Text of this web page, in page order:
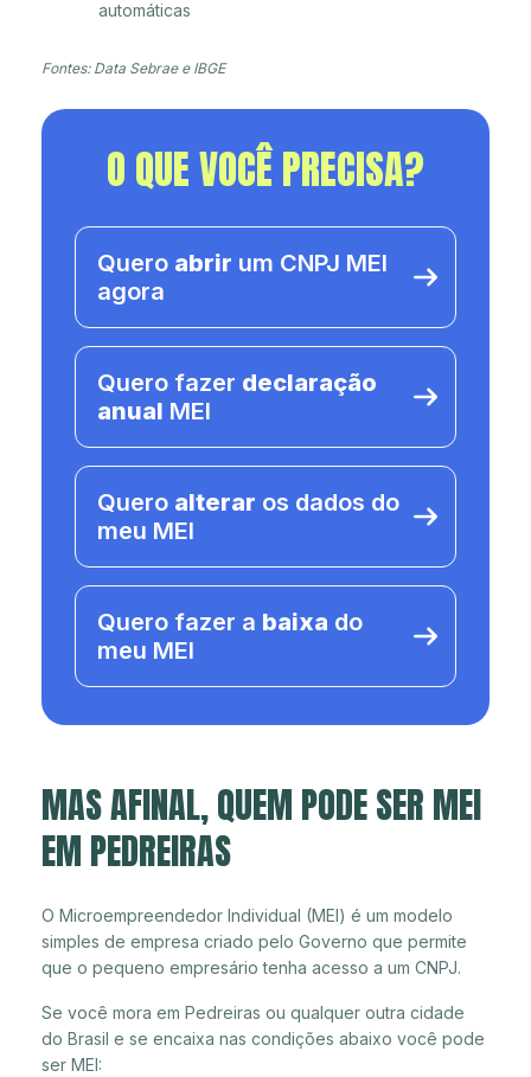
automáticas
Fontes: Data Sebrae e IBGE
O QUE VOCÊ PRECISA?
Quero abrir um CNPJ MEI
agora
Quero fazer declaração
anual MEI
Quero alterar os dados do
meu MEI
Quero fazer a baixa do
meu MEI
MAS AFINAL, QUEM PODE SER MEI
EM PEDREIRAS
O Microempreendedor Individual (MEI) é um modelo
simples de empresa criado pelo Governo que permite
que o pequeno empresário tenha acesso a um CNPJ.
Se você mora em Pedreiras ou qualquer outra cidade
do Brasil e se encaixa nas condições abaixo você pode
ser MEI: